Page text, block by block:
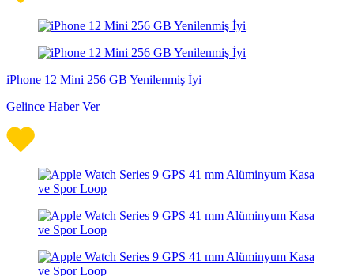
iPhone 12 Mini 256 GB Yenilenmiş İyi
Gelince Haber Ver